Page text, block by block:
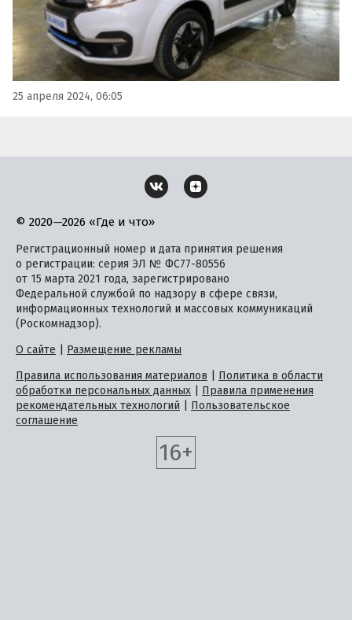
25 апреля 2024, 06:05
© 2020—2026 «Где и что»
Регистрационный номер и дата принятия решения
о регистрации: серия ЭЛ № ФС77-80556
от 15 марта 2021 года, зарегистрировано
Федеральной службой по надзору в сфере связи,
информационных технологий и массовых коммуникаций
(Роскомнадзор).
О сайте
Размещение рекламы
Правила использования материалов
Политика в области
обработки персональных данных
Правила применения
рекомендательных технологий
Пользовательское
соглашение
16+